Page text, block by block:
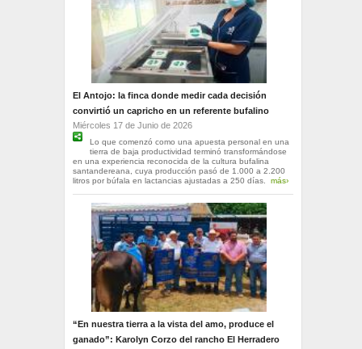
El Antojo: la finca donde medir cada decisión
convirtió un capricho en un referente bufalino
Miércoles 17 de Junio de 2026
Lo que comenzó como una apuesta personal en una
tierra de baja productividad terminó transformándose
en una experiencia reconocida de la cultura bufalina
santandereana, cuya producción pasó de 1.000 a 2.200
litros por búfala en lactancias ajustadas a 250 días. más›
“En nuestra tierra a la vista del amo, produce el
ganado”: Karolyn Corzo del rancho El Herradero